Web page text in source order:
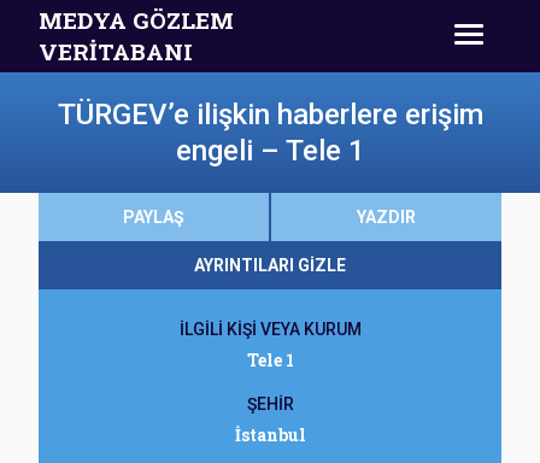
MEDYA GÖZLEM
VERİTABANI
TÜRGEV’e ilişkin haberlere erişim
engeli – Tele 1
PAYLAŞ YAZDIR
AYRINTILARI GİZLE
İLGİLİ KİŞİ VEYA KURUM
Tele 1
ŞEHİR
İstanbul